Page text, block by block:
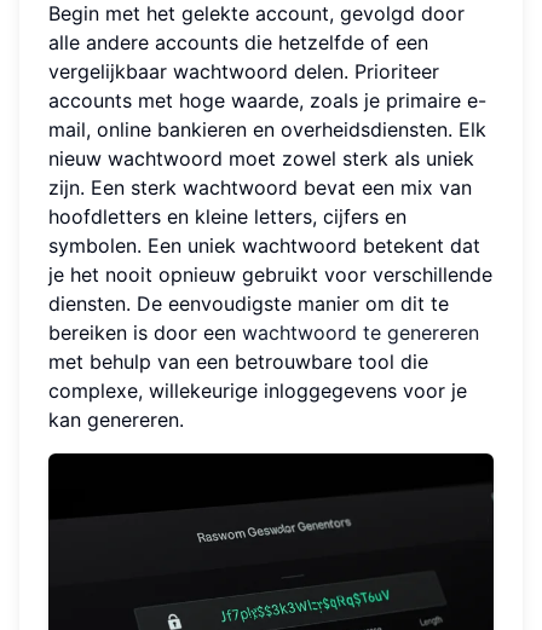
Begin met het gelekte account, gevolgd door
alle andere accounts die hetzelfde of een
vergelijkbaar wachtwoord delen. Prioriteer
accounts met hoge waarde, zoals je primaire e-
mail, online bankieren en overheidsdiensten. Elk
nieuw wachtwoord moet zowel sterk als uniek
zijn. Een sterk wachtwoord bevat een mix van
hoofdletters en kleine letters, cijfers en
symbolen. Een uniek wachtwoord betekent dat
je het nooit opnieuw gebruikt voor verschillende
diensten. De eenvoudigste manier om dit te
bereiken is door een wachtwoord te genereren
met behulp van een betrouwbare tool die
complexe, willekeurige inloggegevens voor je
kan genereren.